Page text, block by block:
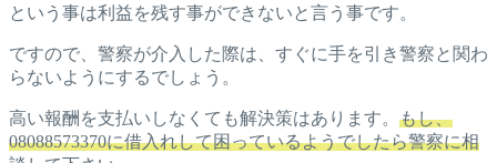
という事は利益を残す事ができないと言う事です。
ですので、警察が介入した際は、すぐに手を引き警察と関わ
らないようにするでしょう。
高い報酬を支払いしなくても解決策はあります。 もし、
08088573370に借入れして困っているようでしたら警察に相